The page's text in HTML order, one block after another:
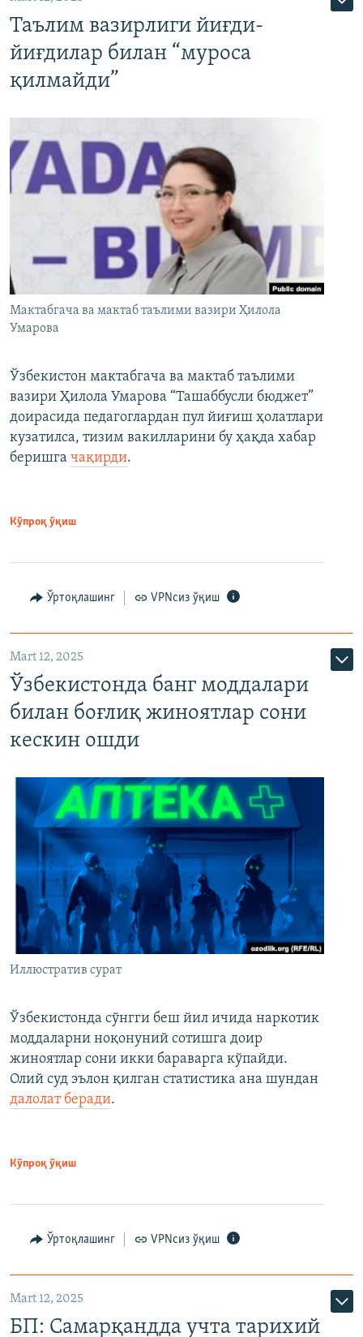
Таълим вазирлиги йиғди-
йиғдилар билан “муроса
қилмайди”
Мактабгача ва мактаб таълими вазири Ҳилола
Умарова
Ўзбекистон мактабгача ва мактаб таълими
вазири Ҳилола Умарова “Ташаббусли бюджет”
доирасида педагоглардан пул йиғиш ҳолатлари
кузатилса, тизим вакилларини бу ҳақда хабар
беришга чақирди.
Кўпроқ ўқиш
Ўртоқлашинг VPNсиз ўқиш
Mart 12, 2025
Ўзбекистонда банг моддалари
билан боғлиқ жиноятлар сони
кескин ошди
Иллюстратив сурат
Ўзбекистонда сўнгги беш йил ичида наркотик
моддаларни ноқонуний сотишга доир
жиноятлар сони икки бараварга кўпайди.
Олий суд эълон қилган статистика ана шундан
далолат беради.
Кўпроқ ўқиш
Ўртоқлашинг VPNсиз ўқиш
Mart 12, 2025
БП: Самарқандда учта тарихий